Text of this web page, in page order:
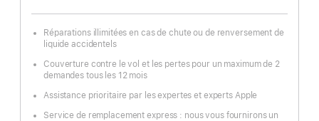
Réparations illimitées en cas de chute ou de renversement de
liquide accidentels
Couverture contre le vol et les pertes pour un maximum de 2
demandes tous les 12 mois
Assistance prioritaire par les expertes et experts Apple
Service de remplacement express : nous vous fournirons un